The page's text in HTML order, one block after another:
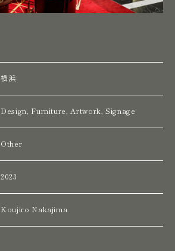
横浜
Design, Furniture, Artwork, Signage
Other
2023
Koujiro Nakajima